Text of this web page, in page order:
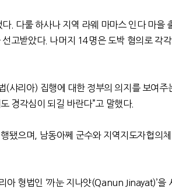
다. 다룰 하사나 지역 라웨 마마스 인다 마을
선고받았다. 나머지 14명은 도박 혐의로 각각
(샤리아) 집행에 대한 정부의 의지를 보여주
경각심이 되길 바란다”고 말했다.
됐으며 남동아쩨 군수와 지역지도자협의
아 형법인 ‘까눈 지나얏(Qanun Jinayat)’을